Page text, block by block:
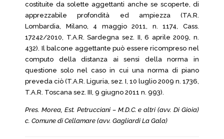
costituite da solette aggettanti anche se scoperte, di
apprezzabile profondità ed ampiezza (TA.R.
Lombardia, Milano, 4 maggio 2011, n. 1174, Cass.
17242/2010, T.A.R. Sardegna sez. II, 6 aprile 2009, n.
432). Il balcone aggettante può essere ricompreso nel
computo della distanza ai sensi della norma in
questione solo nel caso in cui una norma di piano
preveda ciò (T.A.R. Liguria, sez. I, 10 luglio 2009 n. 1736,
T.A.R. Toscana sez. III, 9 giugno 2011 n. 993).
Pres. Morea, Est. Petrucciani – M.D.C. e altri (avv. Di Gioia)
c. Comune di Cellamare (avv. Gagliardi La Gala)